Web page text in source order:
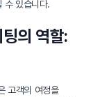
수 있습니다.
의 역할:
고객의 여정을